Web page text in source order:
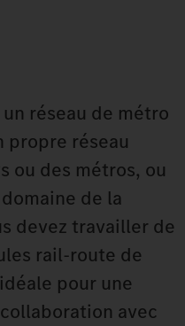
réseau de métro
réseau
ou des métros, ou
de la
devez travailler de
rail-route de
pour une
avec